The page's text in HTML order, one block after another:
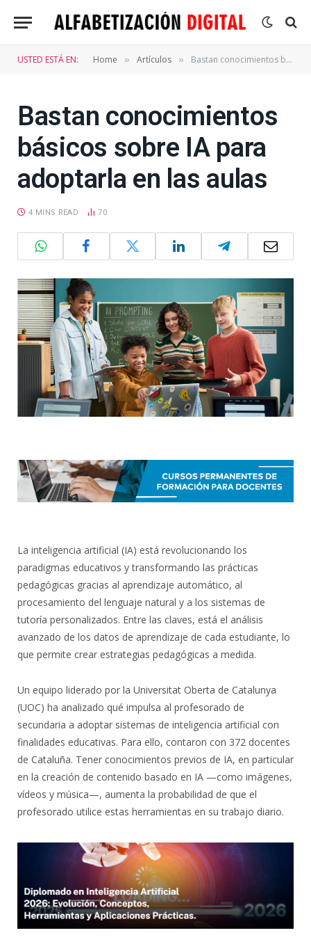
USTED ESTÁ EN: Home » Artículos » Bastan conocimientos básicos sobre IA para adoptarla en las aulas
Bastan conocimientos
básicos sobre IA para
adoptarla en las aulas
4 MINS READ 70
La inteligencia artificial (IA) está revolucionando los
paradigmas educativos y transformando las prácticas
pedagógicas gracias al aprendizaje automático, al
procesamiento del lenguaje natural y a los sistemas de
tutoría personalizados. Entre las claves, está el análisis
avanzado de los datos de aprendizaje de cada estudiante, lo
que permite crear estrategias pedagógicas a medida.
Un equipo liderado por la Universitat Oberta de Catalunya
(UOC) ha analizado qué impulsa al profesorado de
secundaria a adoptar sistemas de inteligencia artificial con
finalidades educativas. Para ello, contaron con 372 docentes
de Cataluña. Tener conocimientos previos de IA, en particular
en la creación de contenido basado en IA —como imágenes,
vídeos y música—, aumenta la probabilidad de que el
profesorado utilice estas herramientas en su trabajo diario.